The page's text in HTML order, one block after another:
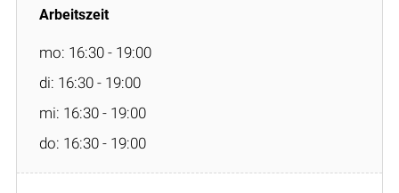
mo: 16:30 - 19:00
di: 16:30 - 19:00
mi: 16:30 - 19:00
do: 16:30 - 19:00